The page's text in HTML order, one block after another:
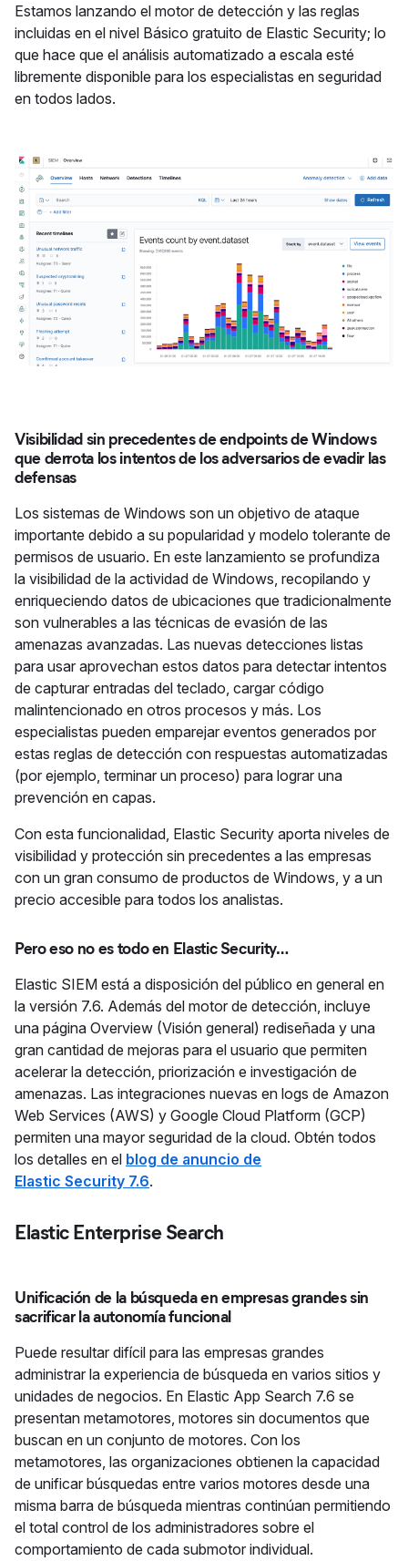
Estamos lanzando el motor de detección y las reglas
incluidas en el nivel Básico gratuito de Elastic Security; lo
que hace que el análisis automatizado a escala esté
libremente disponible para los especialistas en seguridad
en todos lados.
Visibilidad sin precedentes de endpoints de Windows
que derrota los intentos de los adversarios de evadir las
defensas
Los sistemas de Windows son un objetivo de ataque
importante debido a su popularidad y modelo tolerante de
permisos de usuario. En este lanzamiento se profundiza
la visibilidad de la actividad de Windows, recopilando y
enriqueciendo datos de ubicaciones que tradicionalmente
son vulnerables a las técnicas de evasión de las
amenazas avanzadas. Las nuevas detecciones listas
para usar aprovechan estos datos para detectar intentos
de capturar entradas del teclado, cargar código
malintencionado en otros procesos y más. Los
especialistas pueden emparejar eventos generados por
estas reglas de detección con respuestas automatizadas
(por ejemplo, terminar un proceso) para lograr una
prevención en capas.
Con esta funcionalidad, Elastic Security aporta niveles de
visibilidad y protección sin precedentes a las empresas
con un gran consumo de productos de Windows, y a un
precio accesible para todos los analistas.
Pero eso no es todo en Elastic Security…
Elastic SIEM está a disposición del público en general en
la versión 7.6. Además del motor de detección, incluye
una página Overview (Visión general) rediseñada y una
gran cantidad de mejoras para el usuario que permiten
acelerar la detección, priorización e investigación de
amenazas. Las integraciones nuevas en logs de Amazon
Web Services (AWS) y Google Cloud Platform (GCP)
permiten una mayor seguridad de la cloud. Obtén todos
los detalles en el blog de anuncio de
Elastic Security 7.6.
Elastic Enterprise Search
Unificación de la búsqueda en empresas grandes sin
sacrificar la autonomía funcional
Puede resultar difícil para las empresas grandes
administrar la experiencia de búsqueda en varios sitios y
unidades de negocios. En Elastic App Search 7.6 se
presentan metamotores, motores sin documentos que
buscan en un conjunto de motores. Con los
metamotores, las organizaciones obtienen la capacidad
de unificar búsquedas entre varios motores desde una
misma barra de búsqueda mientras continúan permitiendo
el total control de los administradores sobre el
comportamiento de cada submotor individual.